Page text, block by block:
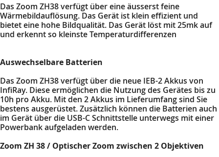
Das Zoom ZH38 verfügt über eine äusserst feine
Wärmebildauflösung. Das Gerät ist klein effizient und
bietet eine hohe Bildqualität. Das Gerät löst mit 25mk auf
und erkennt so kleinste Temperaturdifferenzen
Auswechselbare Batterien
Das Zoom ZH38 verfügt über die neue IEB-2 Akkus von
InfiRay. Diese ermöglichen die Nutzung des Gerätes bis zu
10h pro Akku. Mit den 2 Akkus im Lieferumfang sind Sie
bestens ausgerüstet. Zusätzlich können die Batterien auch
im Gerät über die USB-C Schnittstelle unterwegs mit einer
Powerbank aufgeladen werden.
Zoom ZH 38 / Optischer Zoom zwischen 2 Objektiven